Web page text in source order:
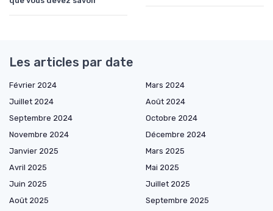
Les articles par date
Février 2024
Mars 2024
Juillet 2024
Août 2024
Septembre 2024
Octobre 2024
Novembre 2024
Décembre 2024
Janvier 2025
Mars 2025
Avril 2025
Mai 2025
Juin 2025
Juillet 2025
Août 2025
Septembre 2025